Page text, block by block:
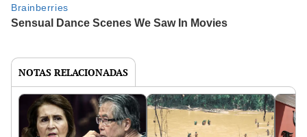
NOTAS RELACIONADAS